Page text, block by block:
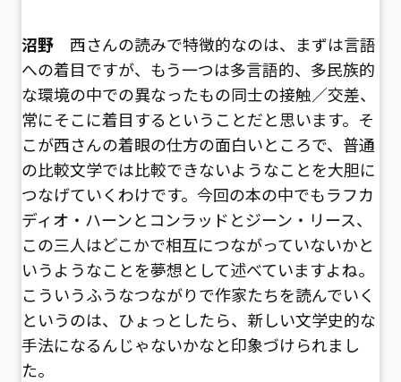
沼野西さんの読みで特徴的なのは、まずは言語
への着目ですが、もう一つは多言語的、多民族的
な環境の中での異なったもの同士の接触／交差、
常にそこに着目するということだと思います。そ
こが西さんの着眼の仕方の面白いところで、普通
の比較文学では比較できないようなことを大胆に
つなげていくわけです。今回の本の中でもラフカ
ディオ・ハーンとコンラッドとジーン・リース、
この三人はどこかで相互につながっていないかと
いうようなことを夢想として述べていますよね。
こういうふうなつながりで作家たちを読んでいく
というのは、ひょっとしたら、新しい文学史的な
手法になるんじゃないかなと印象づけられまし
た。